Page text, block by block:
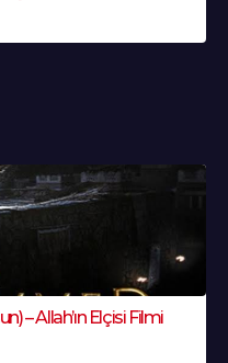
– Allah’ın Elçisi Filmi